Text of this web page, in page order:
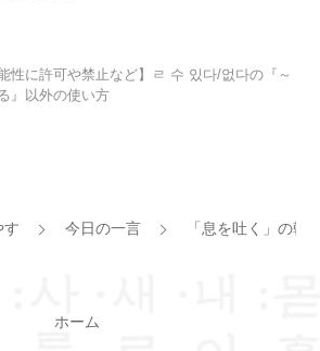
能性に許可や禁止など】ㄹ 수 있다/없다の『～
』以外の使い方
す 今日の一言 「息を吐く」の
ホーム